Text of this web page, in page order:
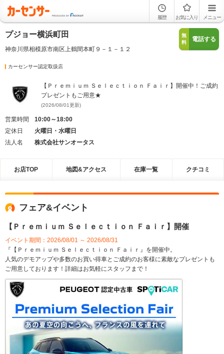
履歴 お気に入り メニュー
プジョー横浜町田
神奈川県相模原市南区上鶴間本町９－１－１２
無
料
電話する
カーセンサー認定取扱店
【Ｐｒｅｍｉｕｍ Ｓｅｌｅｃｔｉｏｎ Ｆａｉｒ】開催中！ご成約
プレゼントもご用意★
(2026/08/01更新)
営業時間
10:00～18:00
定休日
火曜日・水曜日
法人名
株式会社サンオータス
お店TOP 地図&アクセス 在庫一覧 クチコミ
フェア&イベント
【Ｐｒｅｍｉｕｍ Ｓｅｌｅｃｔｉｏｎ Ｆａｉｒ】開催
イベント期間：2026/08/01 ～ 2026/08/31
『【Ｐｒｅｍｉｕｍ Ｓｅｌｅｃｔｉｏｎ Ｆａｉｒ』を開催中。
人気のデモアップや多数のお買い得車とご成約のお客様に素敵なプレゼントも
ご用意しております！詳細はお気軽にスタッフまで！